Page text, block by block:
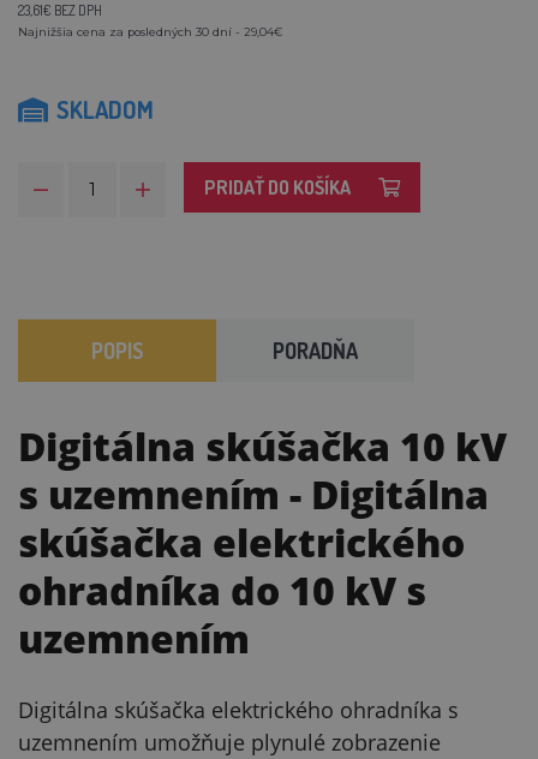
23,61€ BEZ DPH
Najnižšia cena za posledných 30 dní - 29,04€
SKLADOM
PRIDAŤ DO KOŠÍKA
POPIS PORADŇA
Digitálna skúšačka 10 kV
s uzemnením - Digitálna
skúšačka elektrického
ohradníka do 10 kV s
uzemnením
Digitálna skúšačka elektrického ohradníka s
uzemnením umožňuje plynulé zobrazenie